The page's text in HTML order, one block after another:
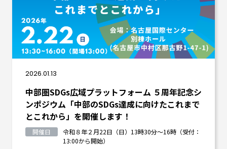
2026.01.13
中部圏SDGs広域プラットフォーム ５周年記念シ
ンポジウム「中部のSDGs達成に向けたこれまで
とこれから」を開催します！
開催日
令和８年２月22日（日）13時30分～16時（受付：
13:00から開始）